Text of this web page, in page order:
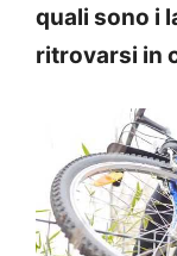
quali sono i
ritrovarsi in